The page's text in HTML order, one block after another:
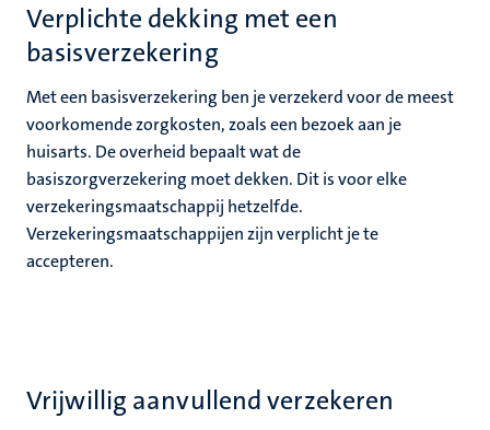
Verplichte dekking met een
basisverzekering
Met een basisverzekering ben je verzekerd voor de meest
voorkomende zorgkosten, zoals een bezoek aan je
huisarts. De overheid bepaalt wat de
basiszorgverzekering moet dekken. Dit is voor elke
verzekeringsmaatschappij hetzelfde.
Verzekeringsmaatschappijen zijn verplicht je te
accepteren.
Vrijwillig aanvullend verzekeren